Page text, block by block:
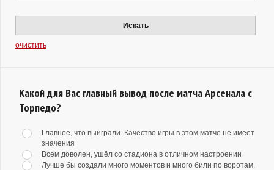
Искать
очистить
Какой для Вас главный вывод после матча Арсенала с
Торпедо?
Главное, что выиграли. Качество игры в этом матче не имеет
значения
Всем доволен, ушёл со стадиона в отличном настроении
Лучше бы создали много моментов и много били по воротам,